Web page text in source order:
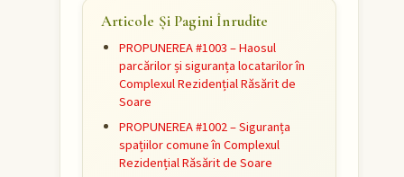
Articole Și Pagini Înrudite
PROPUNEREA #1003 – Haosul
parcărilor și siguranța locatarilor în
Complexul Rezidențial Răsărit de
Soare
PROPUNEREA #1002 – Siguranța
spațiilor comune în Complexul
Rezidențial Răsărit de Soare